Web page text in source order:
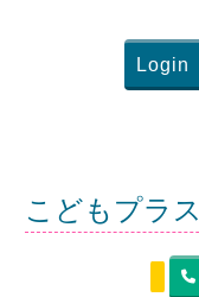
Login
こどもプラ